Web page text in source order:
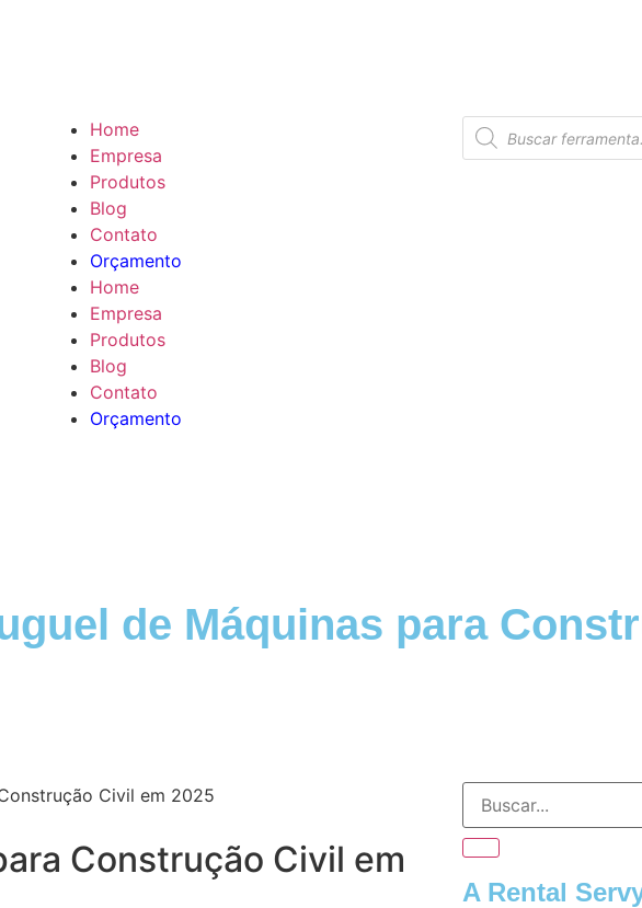
Home
Empresa
Produtos
Blog
Contato
Orçamento
Home
Empresa
Produtos
Blog
Contato
Orçamento
de Máquinas para
Construção Civil em
A Rental